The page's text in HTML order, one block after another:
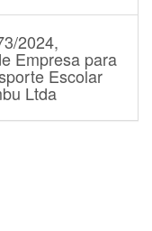
2024,
Empresa para
Escolar
Ltda